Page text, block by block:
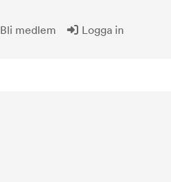
Bli medlem Logga in